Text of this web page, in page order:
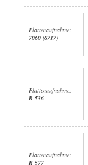
Plattenaufnahme:
7060 (6717)
Plattenaufnahme:
R 536
Plattenaufnahme:
R 577